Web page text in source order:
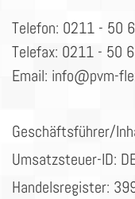
Telefon: 0211 - 50
Telefax: 0211 - 50
Email: info@pvm-
Geschäftsführer/
Umsatzsteuer-ID:
Handelsregister: